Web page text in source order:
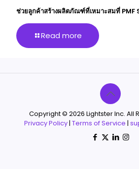
ช่วยลูกค้าสร้างผลิตภัณฑ์ที่เหมาะสมที่ PMF
Read more
Copyright © 2026 Lightster Inc. All
Privacy Policy| Terms of Service |